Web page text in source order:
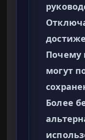
Почему
могут
Более